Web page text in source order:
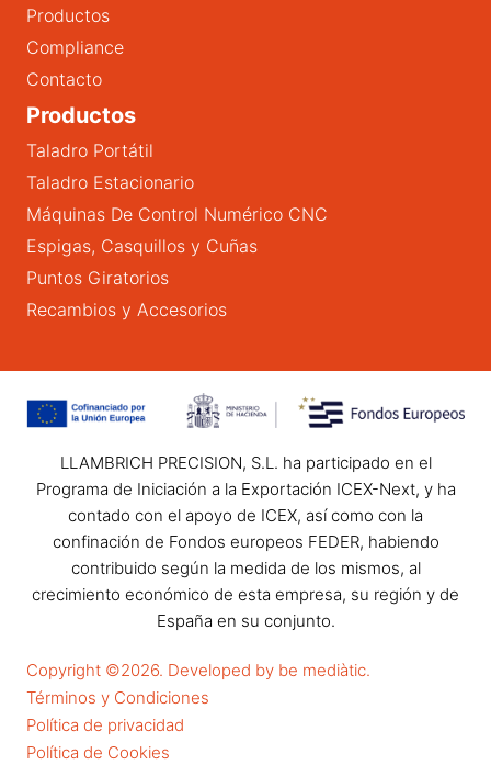
Productos
Compliance
Contacto
Productos
Taladro Portátil
Taladro Estacionario
Máquinas De Control Numérico CNC
Espigas, Casquillos y Cuñas
Puntos Giratorios
Recambios y Accesorios
LLAMBRICH PRECISION, S.L. ha participado en el
Programa de Iniciación a la Exportación ICEX-Next, y ha
contado con el apoyo de ICEX, así como con la
confinación de Fondos europeos FEDER, habiendo
contribuido según la medida de los mismos, al
crecimiento económico de esta empresa, su región y de
España en su conjunto.
Copyright ©2026. Developed by be mediàtic.
Términos y Condiciones
Política de privacidad
Política de Cookies